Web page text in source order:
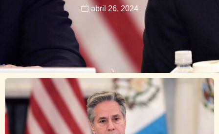
abril 26, 2024